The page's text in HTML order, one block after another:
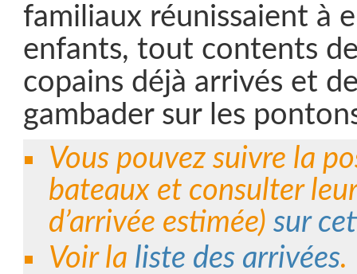
familiaux réunissaient à
enfants, tout contents
copains déjà arrivés et
gambader sur les
Vous pouvez suivre la
bateaux et consulter
d’arrivée estimée) sur
Voir la liste des arrivées.